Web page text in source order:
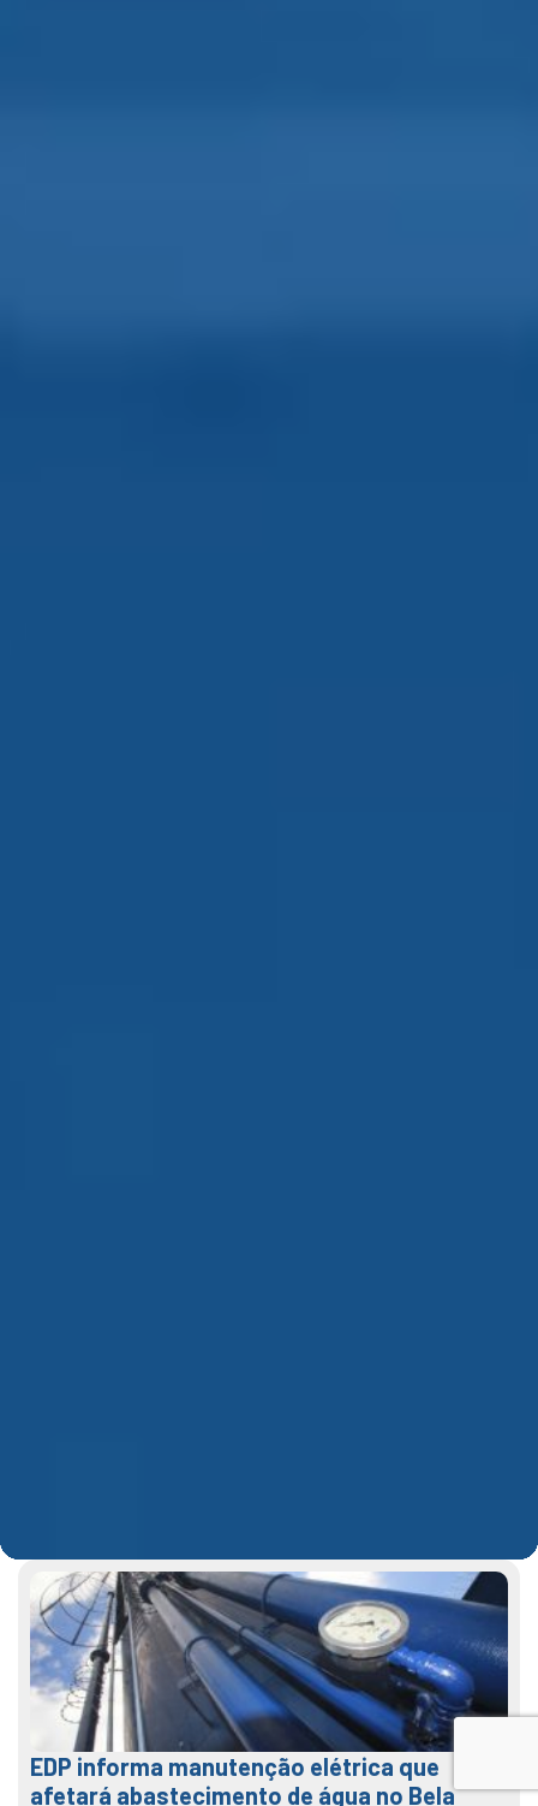
EDP informa manutenção elétrica que
afetará abastecimento de água no Bela